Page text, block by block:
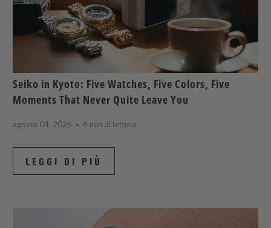
Seiko in Kyoto: Five Watches, Five Colors, Five
Moments That Never Quite Leave You
agosto 04, 2026 6 min di lettura
LEGGI DI PIÙ